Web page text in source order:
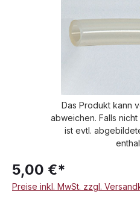
Das Produkt kann
abweichen. Falls
ist evtl.
5,00 €*
Preise inkl. MwSt. zzgl.